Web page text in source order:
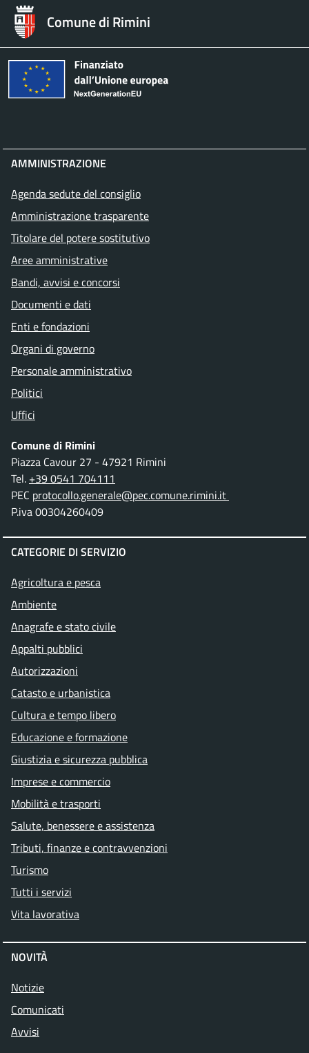
Comune di Rimini
AMMINISTRAZIONE
Agenda sedute del consiglio
Amministrazione trasparente
Titolare del potere sostitutivo
Aree amministrative
Bandi, avvisi e concorsi
Documenti e dati
Enti e fondazioni
Organi di governo
Personale amministrativo
Politici
Uffici
Comune di Rimini
Piazza Cavour 27 - 47921 Rimini
Tel. +39 0541 704111
PEC protocollo.generale@pec.comune.rimini.it
P.iva 00304260409
CATEGORIE DI SERVIZIO
Agricoltura e pesca
Ambiente
Anagrafe e stato civile
Appalti pubblici
Autorizzazioni
Catasto e urbanistica
Cultura e tempo libero
Educazione e formazione
Giustizia e sicurezza pubblica
Imprese e commercio
Mobilità e trasporti
Salute, benessere e assistenza
Tributi, finanze e contravvenzioni
Turismo
Tutti i servizi
Vita lavorativa
NOVITÀ
Notizie
Comunicati
Avvisi